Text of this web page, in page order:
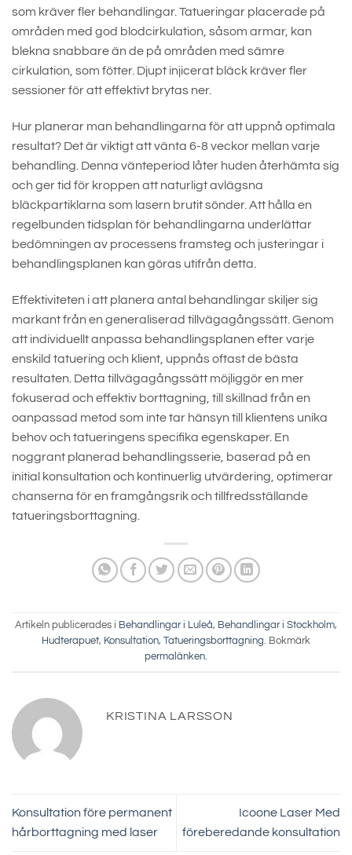
som kräver fler behandlingar. Tatueringar placerade på
områden med god blodcirkulation, såsom armar, kan
blekna snabbare än de på områden med sämre
cirkulation, som fötter. Djupt injicerat bläck kräver fler
sessioner för att effektivt brytas ner.
Hur planerar man behandlingarna för att uppnå optimala
resultat? Det är viktigt att vänta 6-8 veckor mellan varje
behandling. Denna vänteperiod låter huden återhämta sig
och ger tid för kroppen att naturligt avlägsna
bläckpartiklarna som lasern brutit sönder. Att hålla en
regelbunden tidsplan för behandlingarna underlättar
bedömningen av processens framsteg och justeringar i
behandlingsplanen kan göras utifrån detta.
Effektiviteten i att planera antal behandlingar skiljer sig
markant från en generaliserad tillvägagångssätt. Genom
att individuellt anpassa behandlingsplanen efter varje
enskild tatuering och klient, uppnås oftast de bästa
resultaten. Detta tillvägagångssätt möjliggör en mer
fokuserad och effektiv borttagning, till skillnad från en
oanpassad metod som inte tar hänsyn till klientens unika
behov och tatueringens specifika egenskaper. En
noggrant planerad behandlingsserie, baserad på en
initial konsultation och kontinuerlig utvärdering, optimerar
chanserna för en framgångsrik och tillfredsställande
tatueringsborttagning.
Artikeln publicerades i Behandlingar i Luleå, Behandlingar i Stockholm,
Hudterapuet, Konsultation, Tatueringsborttagning. Bokmärk
permalänken.
KRISTINA LARSSON
Konsultation före permanent
hårborttagning med laser
Icoone Laser Med
föreberedande konsultation